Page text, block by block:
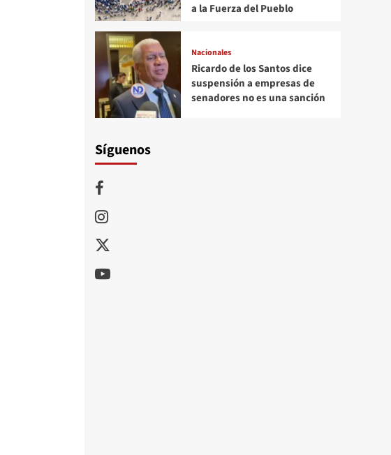
a la Fuerza del Pueblo
Nacionales
Ricardo de los Santos dice
suspensión a empresas de
senadores no es una sanción
Síguenos